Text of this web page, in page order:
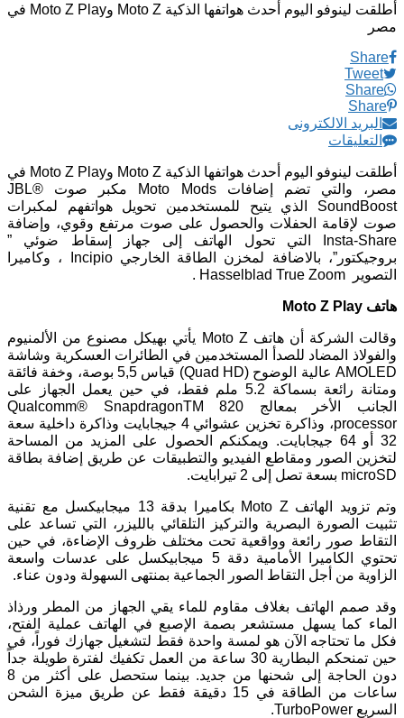
أطلقت لينوفو اليوم أحدث هواتفها الذكية Moto Z وMoto Z Play في
مصر
Share
Tweet
Share
Share
البريد الالكترونى
التعليقات
أطلقت لينوفو اليوم أحدث هواتفها الذكية Moto Z وMoto Z Play في
مصر، والتي تضم إضافات Moto Mods مكبر صوت JBL®
SoundBoost الذي يتيح للمستخدمين تحويل هواتفهم لمكبرات
صوت لإقامة الحفلات والحصول على صوت مرتفع وقوي، وإضافة
Insta-Share التي تحول الهاتف إلى جهاز إسقاط ضوئي ”
بروجيكتور”، بالاضافة لمخزن الطاقة الخارجي Incipio ، وكاميرا
التصوير Hasselblad True Zoom .
هاتف Moto Z Play
وقالت الشركة أن هاتف Moto Z يأتي بهيكل مصنوع من الألمنيوم
والفولاذ المضاد للصدأ المستخدمين في الطائرات العسكرية وشاشة
AMOLED عالية الوضوح (Quad HD) قياس 5,5 بوصة، وخفة فائقة
ومتانة رائعة بسماكة 5.2 ملم فقط، في حين يعمل الجهاز على
الجانب الأخر بمعالج Qualcomm® SnapdragonTM 820
processor، وذاكرة تخزين عشوائي 4 جيجابايت وذاكرة داخلية سعة
32 أو 64 جيجابايت. ويمكنكم الحصول على المزيد من المساحة
لتخزين الصور ومقاطع الفيديو والتطبيقات عن طريق إضافة بطاقة
microSD بسعة تصل إلى 2 تيرابايت.
وتم تزويد الهاتف Moto Z بكاميرا بدقة 13 ميجابيكسل مع تقنية
تثبيت الصورة البصرية والتركيز التلقائي بالليزر، التي تساعد على
التقاط صور رائعة وواقعية تحت مختلف ظروف الإضاءة، في حين
تحتوي الكاميرا الأمامية دقة 5 ميجابيكسل على عدسات واسعة
الزاوية من أجل التقاط الصور الجماعية بمنتهى السهولة ودون عناء.
وقد صمم الهاتف بغلاف مقاوم للماء يقي الجهاز من المطر ورذاذ
الماء كما يسهل مستشعر بصمة الإصبع في الهاتف عملية الفتح،
فكل ما تحتاجه الآن هو لمسة واحدة فقط لتشغيل جهازك فوراً، في
حين تمنحكم البطارية 30 ساعة من العمل تكفيك لفترة طويلة جداً
دون الحاجة إلى شحنها من جديد. بينما ستحصل على أكثر من 8
ساعات من الطاقة في 15 دقيقة فقط عن طريق ميزة الشحن
السريع TurboPower.